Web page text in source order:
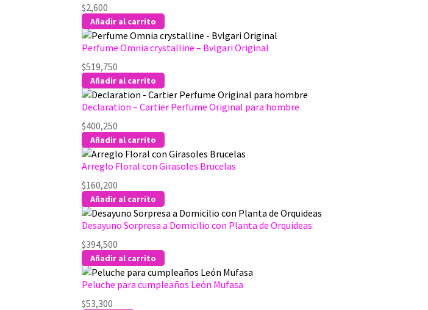
$2,600
Añadir al carrito
Perfume Omnia crystalline – Bvlgari Original
$519,750
Añadir al carrito
Declaration – Cartier Perfume Original para hombre
$400,250
Añadir al carrito
Arreglo Floral con Girasoles Brucelas
$160,200
Añadir al carrito
Desayuno Sorpresa a Domicilio con Planta de Orquideas
$394,500
Añadir al carrito
Peluche para cumpleaños León Mufasa
$53,300